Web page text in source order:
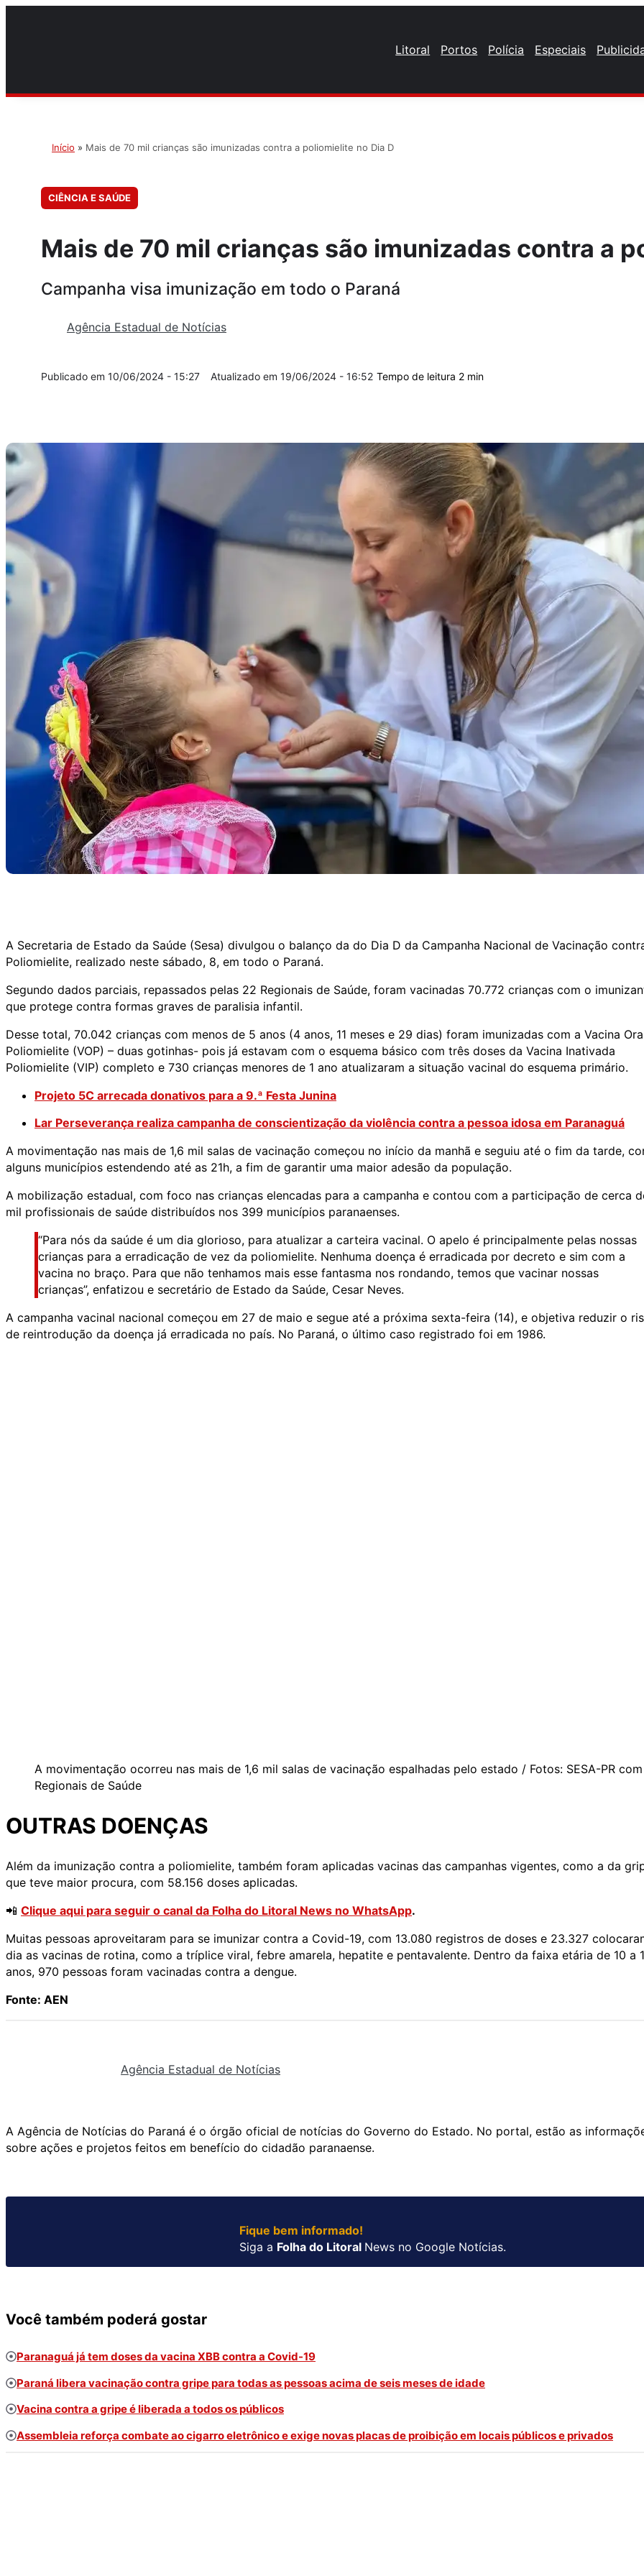
Litoral Portos Polícia Especiais
Início » Mais de 70 mil crianças são imunizadas contra a poliomielite no Dia D
CIÊNCIA E SAÚDE
Mais de 70 mil crianças são imunizadas contra a
Campanha visa imunização em todo o Paraná
Agência Estadual de Notícias
10/06/2024 - 15:27 19/06/2024 - 16:52
A Secretaria de Estado da Saúde (Sesa) divulgou o balanço da do Dia D da Campanha Nacional de Vacinação
Poliomielite, realizado neste sábado, 8, em todo o Paraná.
Segundo dados parciais, repassados pelas 22 Regionais de Saúde, foram vacinadas 70.772 crianças com o
que protege contra formas graves de paralisia infantil.
Desse total, 70.042 crianças com menos de 5 anos (4 anos, 11 meses e 29 dias) foram imunizadas com a Vacina
Poliomielite (VOP) – duas gotinhas- pois já estavam com o esquema básico com três doses da Vacina Inativada
Poliomielite (VIP) completo e 730 crianças menores de 1 ano atualizaram a situação vacinal do esquema primário.
Projeto 5C arrecada donativos para a 9.ª Festa Junina
Lar Perseverança realiza campanha de conscientização da violência contra a pessoa idosa em Paranaguá
A movimentação nas mais de 1,6 mil salas de vacinação começou no início da manhã e seguiu até o fim da tarde,
alguns municípios estendendo até as 21h, a fim de garantir uma maior adesão da população.
A mobilização estadual, com foco nas crianças elencadas para a campanha e contou com a participação de cerca
mil profissionais de saúde distribuídos nos 399 municípios paranaenses.
“Para nós da saúde é um dia glorioso, para atualizar a carteira vacinal. O apelo é principalmente pelas nossas
crianças para a erradicação de vez da poliomielite. Nenhuma doença é erradicada por decreto e sim com a
vacina no braço. Para que não tenhamos mais esse fantasma nos rondando, temos que vacinar nossas
crianças”, enfatizou e secretário de Estado da Saúde, Cesar Neves.
A campanha vacinal nacional começou em 27 de maio e segue até a próxima sexta-feira (14), e objetiva reduzir o
de reintrodução da doença já erradicada no país. No Paraná, o último caso registrado foi em 1986.
A movimentação ocorreu nas mais de 1,6 mil salas de vacinação espalhadas pelo estado / Fotos: SESA-PR com
Regionais de Saúde
OUTRAS DOENÇAS
Além da imunização contra a poliomielite, também foram aplicadas vacinas das campanhas vigentes, como a da
que teve maior procura, com 58.156 doses aplicadas.
📲 Clique aqui para seguir o canal da Folha do Litoral News no WhatsApp.
Muitas pessoas aproveitaram para se imunizar contra a Covid-19, com 13.080 registros de doses e 23.327
dia as vacinas de rotina, como a tríplice viral, febre amarela, hepatite e pentavalente. Dentro da faixa etária de 10 a
anos, 970 pessoas foram vacinadas contra a dengue.
Fonte: AEN
Agência Estadual de Notícias
A Agência de Notícias do Paraná é o órgão oficial de notícias do Governo do Estado. No portal, estão as
sobre ações e projetos feitos em benefício do cidadão paranaense.
Fique bem informado!
Siga a Folha do Litoral News no Google Notícias.
Você também poderá gostar
Paranaguá já tem doses da vacina XBB contra a Covid-19
Paraná libera vacinação contra gripe para todas as pessoas acima de seis meses de idade
Vacina contra a gripe é liberada a todos os públicos
Assembleia reforça combate ao cigarro eletrônico e exige novas placas de proibição em locais públicos e privados